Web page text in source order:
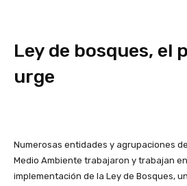
Ley de bosques, el
urge
Numerosas entidades y agrupaciones
Medio Ambiente trabajaron y trabajan
implementación de la Ley de Bosques,